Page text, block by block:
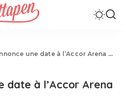
une date à l’Accor Arena de Paris
date à l’Accor Arena